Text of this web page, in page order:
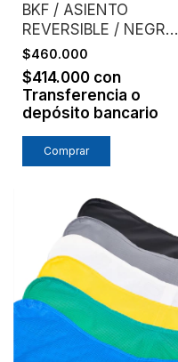
BKF / ASIENTO
REVERSIBLE / NEGRO
+ CEMENTO
$460.000
$414.000 con
Transferencia o
depósito bancario
Comprar